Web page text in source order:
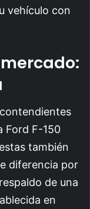
vehículo con
Ford F-150
también
diferencia por
de una
en